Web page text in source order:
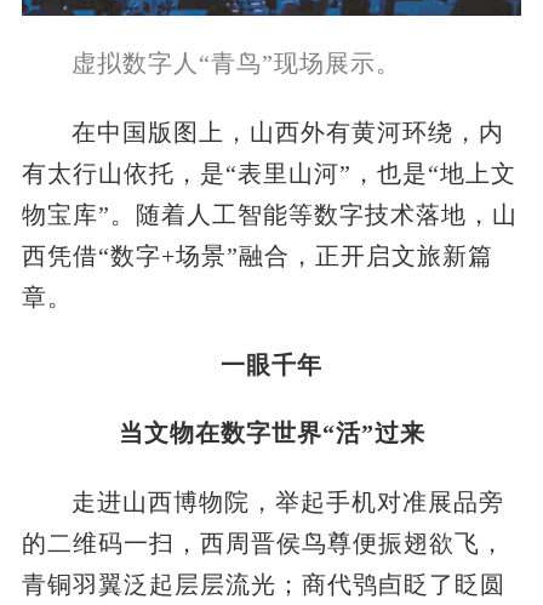
虚拟数字人“青鸟”现场展示。
在中国版图上，山西外有黄河环绕，内
有太行山依托，是“表里山河”，也是“地上文
物宝库”。随着人工智能等数字技术落地，山
西凭借“数字+场景”融合，正开启文旅新篇
章。
一眼千年
当文物在数字世界“活”过来
走进山西博物院，举起手机对准展品旁
的二维码一扫，西周晋侯鸟尊便振翅欲飞，
青铜羽翼泛起层层流光；商代鸮卣眨了眨圆